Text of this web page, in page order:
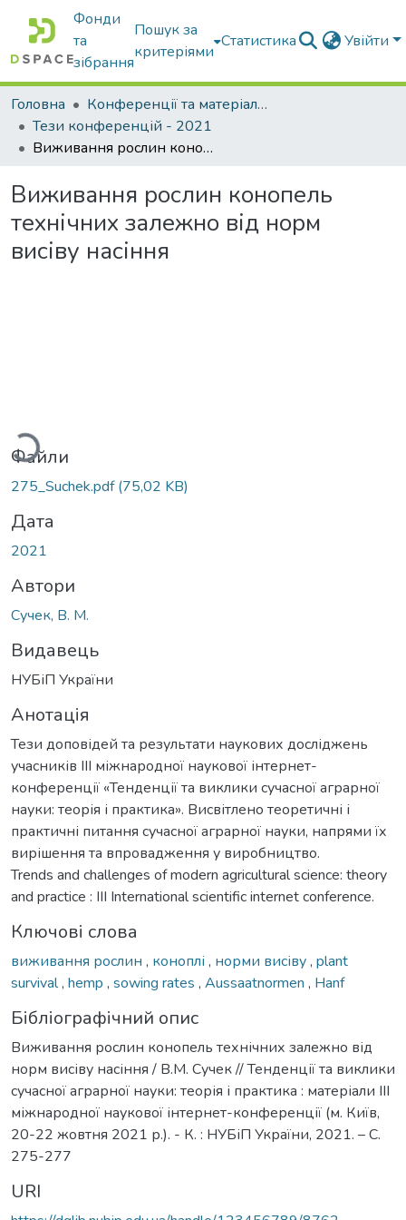
Фонди
та
зібрання
Пошук за
критеріями
Статистика Увійти
Головна
Конференції та матеріали конференцій
Тези конференцій - 2021
Виживання рослин конопель технічних залежно від норм висіву насіння
Виживання рослин конопель
технічних залежно від норм
висіву насіння
Файли
275_Suchek.pdf(75,02 KB)
Дата
2021
Автори
Сучек, В. М.
Видавець
НУБіП України
Анотація
Тези доповідей та результати наукових досліджень
учасників IIІ міжнародної наукової інтернет-
конференції «Тенденції та виклики сучасної аграрної
науки: теорія і практика». Висвітлено теоретичні і
практичні питання сучасної аграрної науки, напрями їх
вирішення та впровадження у виробництво.
Trends and challenges of modern agricultural science: theory
and practice : III International scientific internet conference.
Ключові слова
виживання рослин , коноплі , норми висіву, plant
survival, hemp , sowing rates , Aussaatnormen , Hanf
Бібліографічний опис
Виживання рослин конопель технічних залежно від
норм висіву насіння / В.М. Сучек // Тенденції та виклики
сучасної аграрної науки: теорія і практика : матеріали IIІ
міжнародної наукової інтернет-конференції (м. Київ,
20-22 жовтня 2021 р.). - К. : НУБіП України, 2021. – С.
275-277
URI